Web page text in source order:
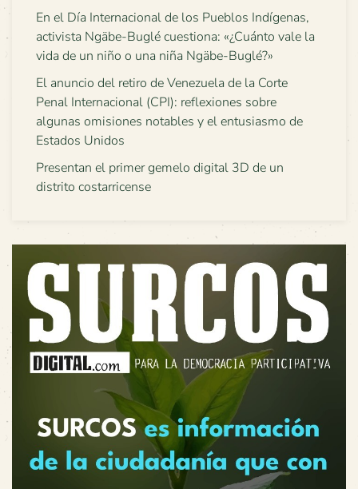
En el Día Internacional de los Pueblos Indígenas,
activista Ngäbe-Buglé cuestiona: «¿Cuánto vale la
vida de un niño o una niña Ngäbe-Buglé?»
El anuncio del retiro de Venezuela de la Corte
Penal Internacional (CPI): reflexiones sobre
algunas omisiones notables y el entusiasmo de
Estados Unidos
Presentan el primer gemelo digital 3D de un
distrito costarricense